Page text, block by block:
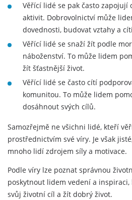
Věřící lidé se pak často zapojují
aktivit. Dobrovolnictví může
dovednosti, budovat vztahy a
Věřící lidé se snaží žít podle
náboženství. To může lidem
žít šťastnější život.
Věřící lidé se často cítí
komunitou. To může lidem
dosáhnout svých cílů.
Samozřejmě ne všichni lidé, kteří
prostřednictvím své víry. Je však
mnoho lidí zdrojem síly a motivace.
Podle víry lze poznat správnou
poskytnout lidem vedení a
svůj životní cíl a žít dobrý život.